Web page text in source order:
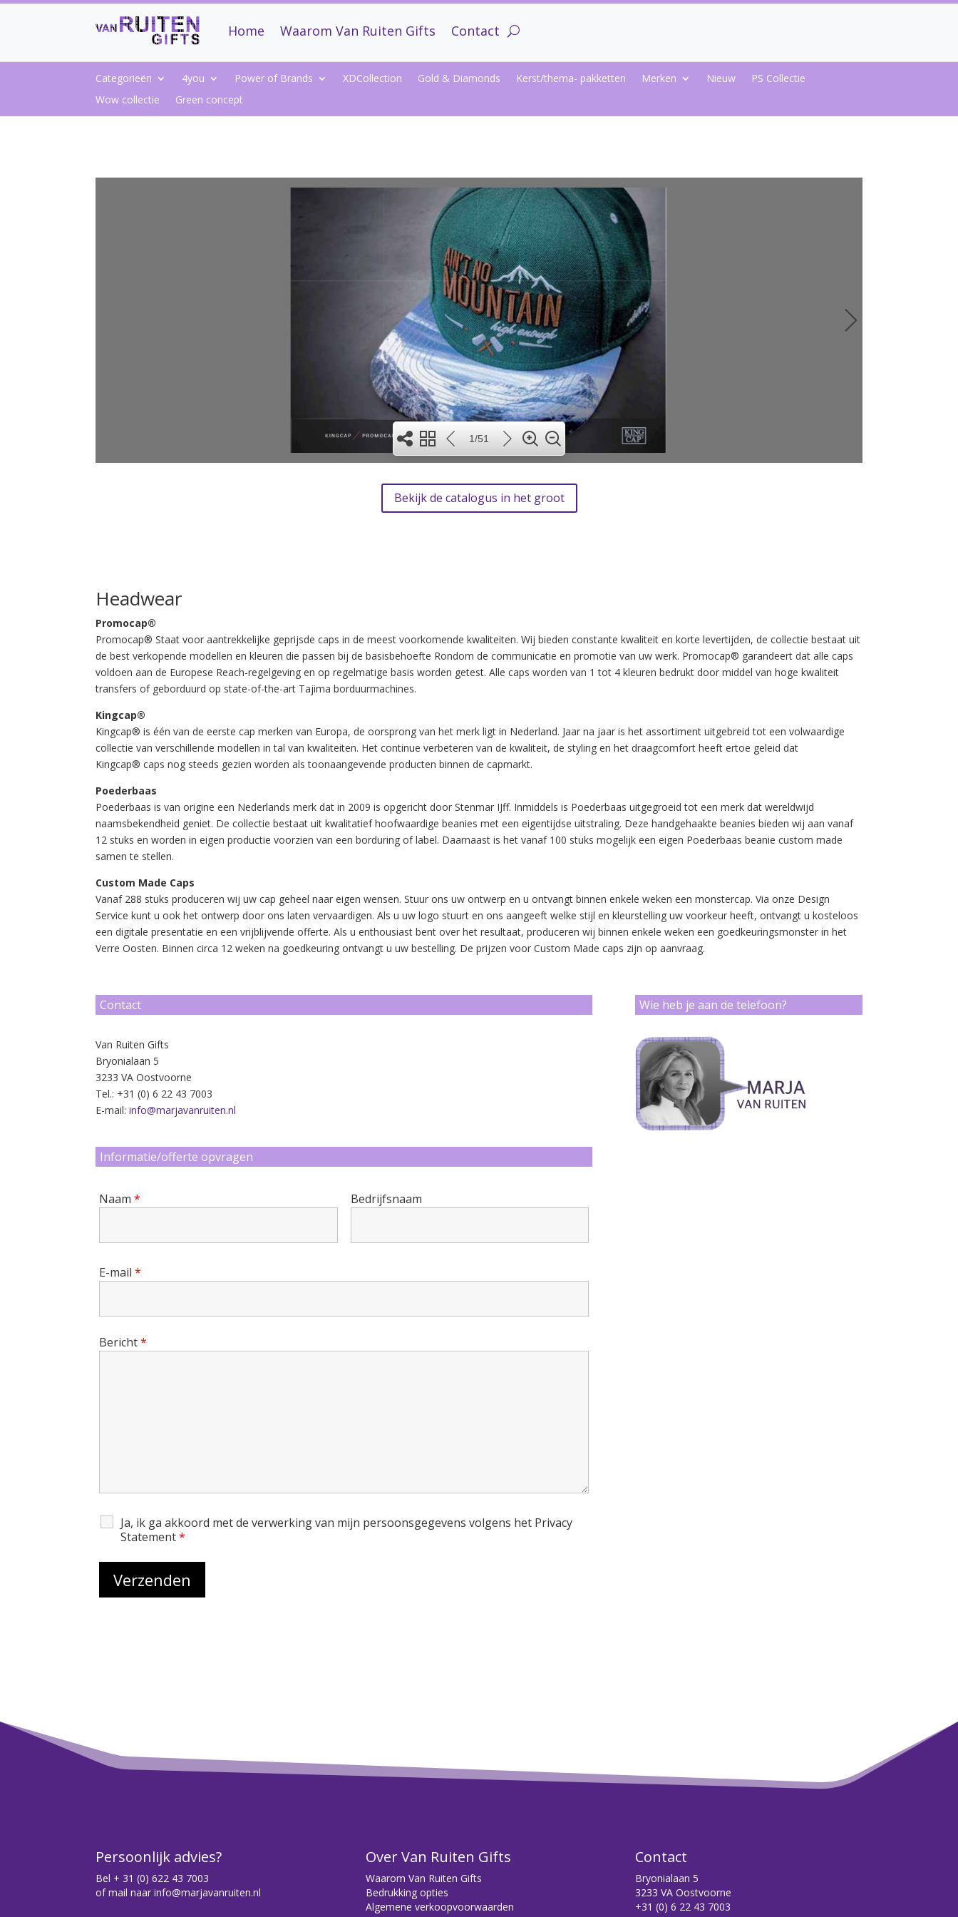
Home Waarom Van Ruiten Gifts Contact
Categorieën 4you Power of Brands XDCollection Gold & Diamonds Kerst/thema- pakketten Merken Nieuw
PS Collectie
Wow collectie
Green concept
1/51
Bekijk de catalogus in het groot
Headwear
Promocap®
Promocap® Staat voor aantrekkelijke geprijsde caps in de meest voorkomende kwaliteiten. Wij bieden constante kwaliteit en korte levertijden, de collectie bestaat uit
de best verkopende modellen en kleuren die passen bij de basisbehoefte Rondom de communicatie en promotie van uw werk. Promocap® garandeert dat alle caps
voldoen aan de Europese Reach-regelgeving en op regelmatige basis worden getest. Alle caps worden van 1 tot 4 kleuren bedrukt door middel van hoge kwaliteit
transfers of geborduurd op state-of-the-art Tajima borduurmachines.
Kingcap®
Kingcap® is één van de eerste cap merken van Europa, de oorsprong van het merk ligt in Nederland. Jaar na jaar is het assortiment uitgebreid tot een volwaardige
collectie van verschillende modellen in tal van kwaliteiten. Het continue verbeteren van de kwaliteit, de styling en het draagcomfort heeft ertoe geleid dat
Kingcap® caps nog steeds gezien worden als toonaangevende producten binnen de capmarkt.
Poederbaas
Poederbaas is van origine een Nederlands merk dat in 2009 is opgericht door Stenmar IJff. Inmiddels is Poederbaas uitgegroeid tot een merk dat wereldwijd
naamsbekendheid geniet. De collectie bestaat uit kwalitatief hoofwaardige beanies met een eigentijdse uitstraling. Deze handgehaakte beanies bieden wij aan vanaf
12 stuks en worden in eigen productie voorzien van een borduring of label. Daarnaast is het vanaf 100 stuks mogelijk een eigen Poederbaas beanie custom made
samen te stellen.
Custom Made Caps
Vanaf 288 stuks produceren wij uw cap geheel naar eigen wensen. Stuur ons uw ontwerp en u ontvangt binnen enkele weken een monstercap. Via onze Design
Service kunt u ook het ontwerp door ons laten vervaardigen. Als u uw logo stuurt en ons aangeeft welke stijl en kleurstelling uw voorkeur heeft, ontvangt u kosteloos
een digitale presentatie en een vrijblijvende offerte. Als u enthousiast bent over het resultaat, produceren wij binnen enkele weken een goedkeuringsmonster in het
Verre Oosten. Binnen circa 12 weken na goedkeuring ontvangt u uw bestelling. De prijzen voor Custom Made caps zijn op aanvraag.
Contact
Van Ruiten Gifts
Bryonialaan 5
3233 VA Oostvoorne
Tel.: +31 (0) 6 22 43 7003
E-mail:info@marjavanruiten.nl
Informatie/offerte opvragen
Naam* Bedrijfsnaam
E-mail*
Bericht*
Ja, ik ga akkoord met de verwerking van mijn persoonsgegevens volgens het Privacy
Statement*
Wie heb je aan de telefoon?
Persoonlijk advies?
Bel + 31 (0) 622 43 7003
of mail naarinfo@marjavanruiten.nl
Over Van Ruiten Gifts
Waarom Van Ruiten Gifts
Bedrukking opties
Algemene verkoopvoorwaarden
Contact
Bryonialaan 5
3233 VA Oostvoorne
+31 (0) 6 22 43 7003